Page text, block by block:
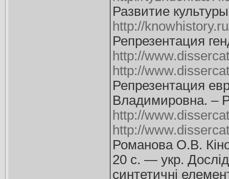
Развитие
http://
Репрезентация
http://
http://
Репрезентация
Владимировна. –
http://
http://
Романова О.В.
20 с. — укp.
синтетичні